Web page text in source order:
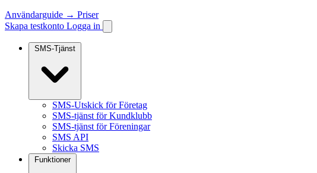
Användarguide → Priser
Skapa testkonto Logga in
SMS-Tjänst
SMS-Utskick för Företag
SMS-tjänst för Kundklubb
SMS-tjänst för Föreningar
SMS API
Skicka SMS
Funktioner